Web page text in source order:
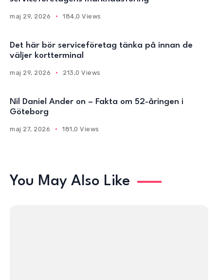
maj 29, 2026 184,0 Views
Det här bör serviceföretag tänka på innan de
väljer kortterminal
maj 29, 2026 213,0 Views
Nil Daniel Ander on – Fakta om 52-åringen i
Göteborg
maj 27, 2026 181,0 Views
You May Also Like